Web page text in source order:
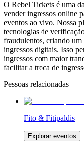
O Rebel Tickets é uma
vender ingressos online
eventos ao vivo. Nossa
tecnologias de
fraudulentos, criando um
ingressos digitais. Isso
ingressos com maior
facilitar a troca de
Pessoas relacionadas
Fito & Fitipaldis
Explorar eventos